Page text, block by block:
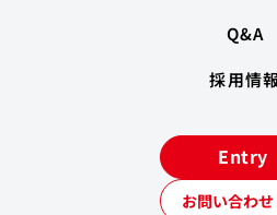
Q&A
採用情報
お問い合わせ
Entry